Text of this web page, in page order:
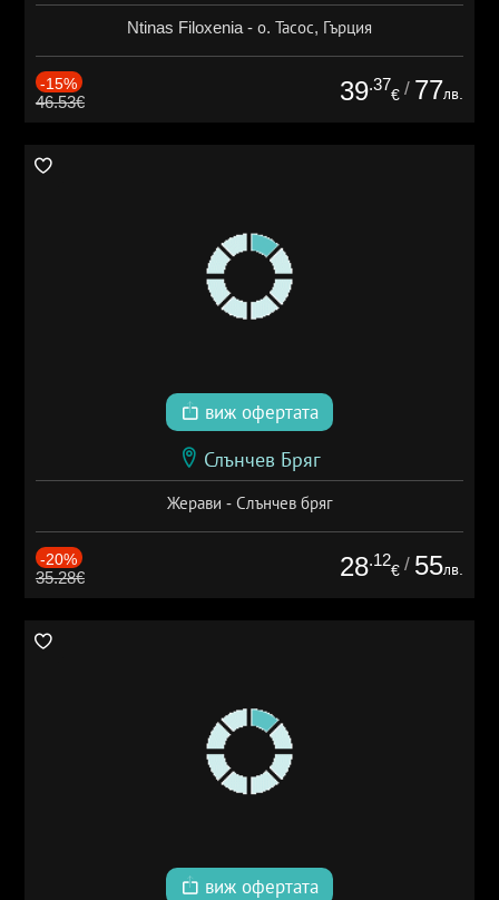
Ntinas Filoxenia - о. Тасос, Гърция
-15%
46.53€ 39.37
€ / 77лв.
виж офертата
Слънчев Бряг
Жерави - Слънчев бряг
-20%
35.28€ 28.12
€ / 55лв.
виж офертата